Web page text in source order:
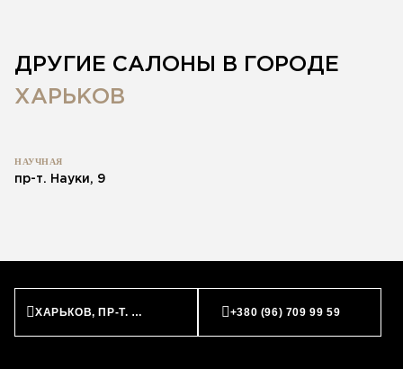
ДРУГИЕ САЛОНЫ В ГОРОДЕ
ХАРЬКОВ
НАУЧНАЯ
пр-т. Науки, 9
ХАРЬКОВ, ПР-Т. НАУКИ, 9 +380 (96) 709 99 59